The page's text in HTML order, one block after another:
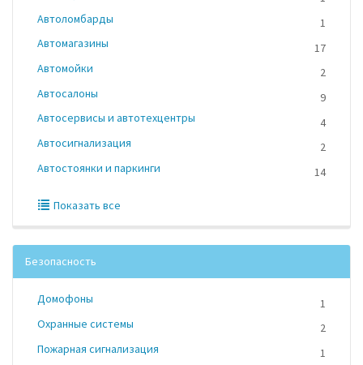
Автоломбарды
1
Автомагазины
17
Автомойки
2
Автосалоны
9
Автосервисы и автотехцентры
4
Автосигнализация
2
Автостоянки и паркинги
14
Показать все
Безопасность
Домофоны
1
Охранные системы
2
Пожарная сигнализация
1